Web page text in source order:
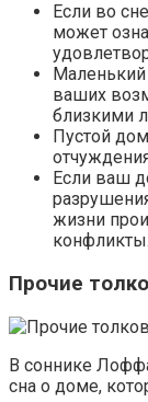
Если во
может
ваших
близкими
Пустой
Если ваш
жизни
конфликты.
Прочие
В соннике
сна о доме,